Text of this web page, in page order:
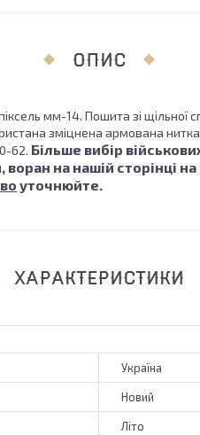
ОПИС
мм-14. Пошита зі щільної
зміцнена армована
62. Більше вибір
на нашій сторінці на
уточнюйте.
ХАРАКТЕРИСТИКИ
Україна
Новий
Літо